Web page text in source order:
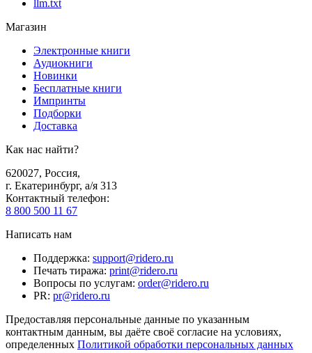
llm.txt
Магазин
Электронные книги
Аудиокниги
Новинки
Бесплатные книги
Импринты
Подборки
Доставка
Как нас найти?
620027, Россия,
г. Екатеринбург, а/я 313
Контактный телефон:
8 800 500 11 67
Написать нам
Поддержка: support@ridero.ru
Печать тиража: print@ridero.ru
Вопросы по услугам: order@ridero.ru
PR: pr@ridero.ru
Предоставляя персональные данные по указанным
контактным данным, вы даёте своё согласие на условиях,
определенных Политикой обработки персональных данных